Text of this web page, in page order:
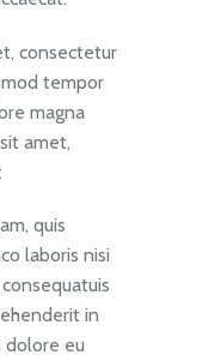
consectetur
tempor
magna
amet,
quis
laboris nisi
in
eu